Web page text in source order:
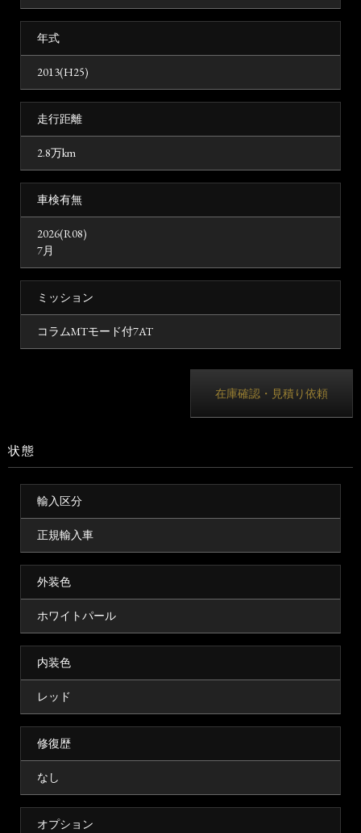
年式
2013(H25)
走行距離
2.8万km
車検有無
2026(R08)
7月
ミッション
コラムMTモード付7AT
在庫確認・見積り依頼
状態
輸入区分
正規輸入車
外装色
ホワイトパール
内装色
レッド
修復歴
なし
オプション